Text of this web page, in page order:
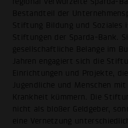
Bestandteil der
Stiftung Bildung und Soziales
Stiftungen der Sparda-Bank.
gesellschaftliche Belange im
Jahren engagiert sich die
Einrichtungen und Projekte,
Jugendliche und Menschen
Krankheit kümmern. Die
nicht als bloßer Geldgeber,
eine Vernetzung